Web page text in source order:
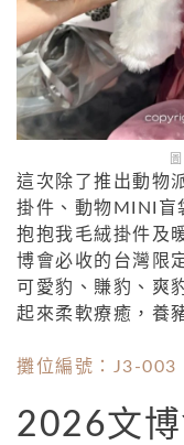
這次除了推出動物
掛件、動物MINI盲
抱抱我毛絨掛件及
博會必收的台灣限
可愛豹、賺豹、爽
起來柔軟療癒，養
攤位編號：J3-003
2026文